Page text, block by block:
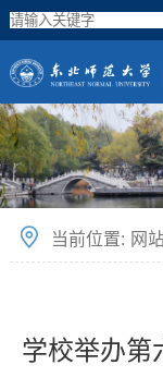
当前位置: 网
学校举办第